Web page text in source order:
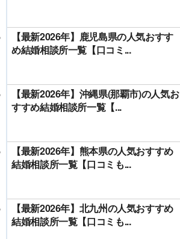
【最新2026年】鹿児島県の人気おすす
め結婚相談所一覧【口コミ...
【最新2026年】沖縄県(那覇市)の人気お
すすめ結婚相談所一覧【...
【最新2026年】熊本県の人気おすすめ
結婚相談所一覧【口コミも...
【最新2026年】北九州の人気おすすめ
結婚相談所一覧【口コミも...